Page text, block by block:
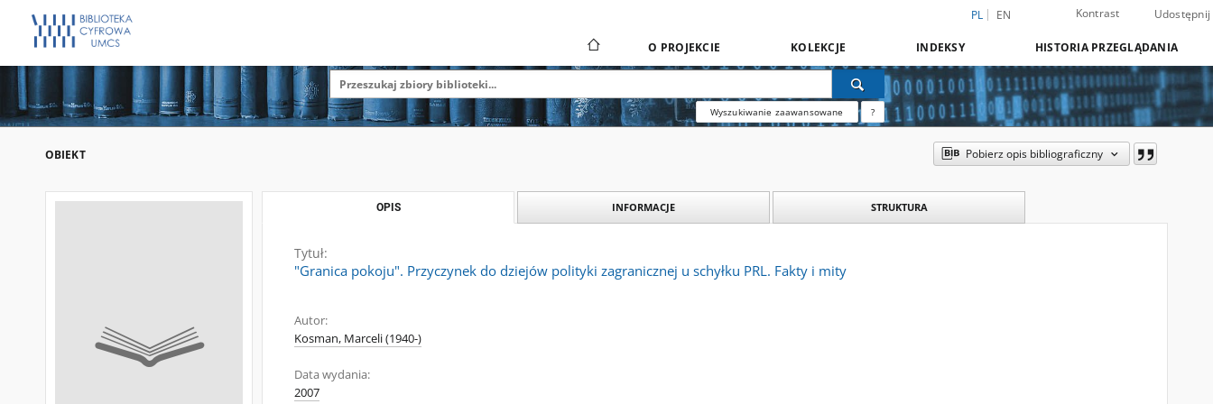
PL EN Kontrast Udostępnij
O PROJEKCIE KOLEKCJE INDEKSY HISTORIA PRZEGLĄDANIA
Wyszukiwanie zaawansowane ?
OBIEKT Pobierz opis bibliograficzny
OPIS INFORMACJE STRUKTURA
Tytuł:
"Granica pokoju". Przyczynek do dziejów polityki zagranicznej u schyłku PRL. Fakty i mity
Autor:
Kosman, Marceli (1940-)
Data wydania:
2007